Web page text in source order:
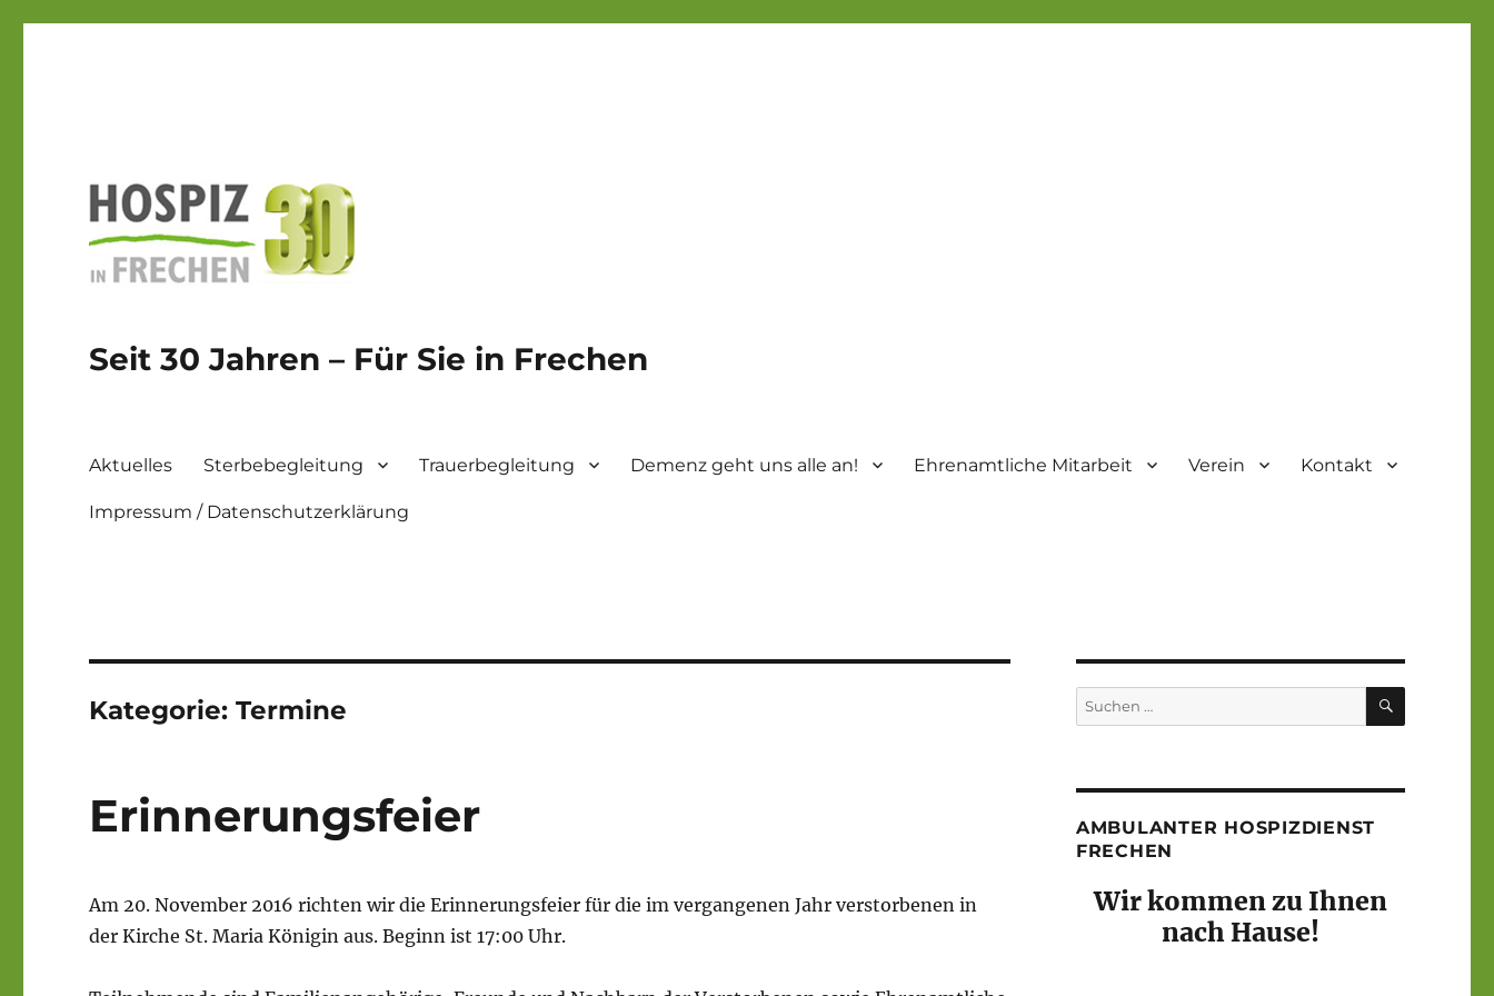
Seit 30 Jahren – Für Sie in Frechen
Aktuelles Sterbebegleitung Trauerbegleitung Demenz geht uns alle an! Ehrenamtliche Mitarbeit Verein Kontakt
Impressum / Datenschutzerklärung
Kategorie:Termine
Erinnerungsfeier
Am 20. November 2016 richten wir die Erinnerungsfeier für die im vergangenen Jahr verstorbenen in
der Kirche St. Maria Königin aus. Beginn ist 17:00 Uhr.
Suchen
nach:
SUCHEN
AMBULANTER HOSPIZDIENST
FRECHEN
Wir kommen zu Ihnen
nach Hause!